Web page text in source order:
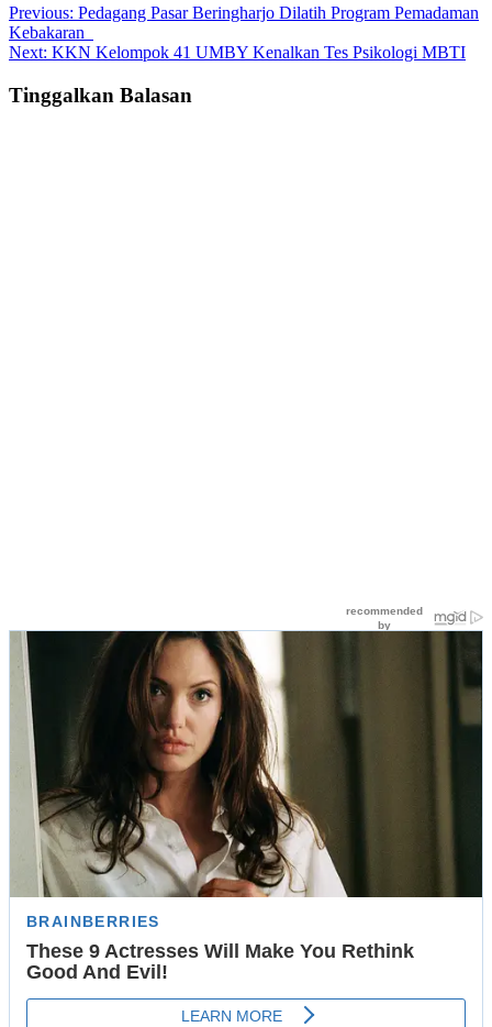
Post
navigation
Previous: Pedagang Pasar Beringharjo Dilatih Program Pemadaman
Kebakaran
Next: KKN Kelompok 41 UMBY Kenalkan Tes Psikologi MBTI
Tinggalkan Balasan